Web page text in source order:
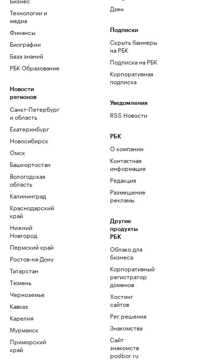
Технологии и
медиа
Финансы
Биографии
База знаний
РБК Образование
Новости
регионов
Санкт-Петербург
и область
Екатеринбург
Новосибирск
Омск
Башкортостан
Вологодская
область
Калининград
Краснодарский
край
Нижний
Новгород
Пермский край
Ростов-на-Дону
Татарстан
Тюмень
Черноземье
Кавказ
Карелия
Мурманск
Приморский
край
Дзен
Подписки
Скрыть баннеры
на РБК
Подписка на РБК
Корпоративная
подписка
Уведомления
RSS Новости
РБК
О компании
Контактная
информация
Редакция
Размещение
рекламы
Другие
продукты
РБК
Облако для
бизнеса
Корпоративный
регистратор
доменов
Хостинг
сайтов
Рег.решения
Знакомства
Сайт
знакомств
podbor.ru